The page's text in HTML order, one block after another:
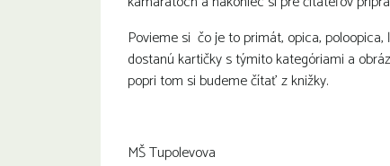
Povieme si čo je to primát, opica,
dostanú kartičky s týmito kategóriami a
popri tom si budeme čítať z knižky.
MŠ Tupolevova